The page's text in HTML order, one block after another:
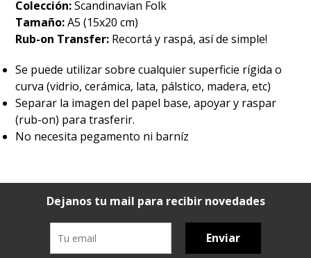
Colección:Scandinavian Folk
Tamaño:A5 (15x20 cm)
Rub-on Transfer: Recortá y raspá, así de simple!
Se puede utilizar sobre cualquier superficie rígida o
curva (vidrio, cerámica, lata, pálstico, madera, etc)
Separar la imagen del papel base, apoyar y raspar
(rub-on) para trasferir.
No necesita pegamento ni barníz
Dejanos tu mail para recibir novedades
Enviar